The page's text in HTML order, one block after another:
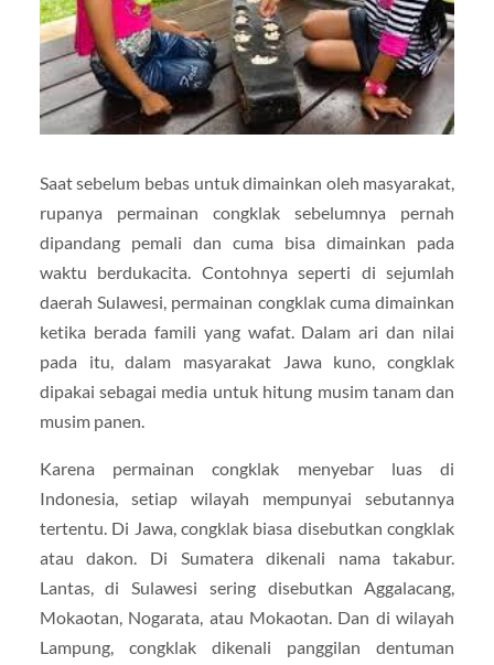
Saat sebelum bebas untuk dimainkan oleh masyarakat,
rupanya permainan congklak sebelumnya pernah
dipandang pemali dan cuma bisa dimainkan pada
waktu berdukacita. Contohnya seperti di sejumlah
daerah Sulawesi, permainan congklak cuma dimainkan
ketika berada famili yang wafat. Dalam ari dan nilai
pada itu, dalam masyarakat Jawa kuno, congklak
dipakai sebagai media untuk hitung musim tanam dan
musim panen.
Karena permainan congklak menyebar luas di
Indonesia, setiap wilayah mempunyai sebutannya
tertentu. Di Jawa, congklak biasa disebutkan congklak
atau dakon. Di Sumatera dikenali nama takabur.
Lantas, di Sulawesi sering disebutkan Aggalacang,
Mokaotan, Nogarata, atau Mokaotan. Dan di wilayah
Lampung, congklak dikenali panggilan dentuman